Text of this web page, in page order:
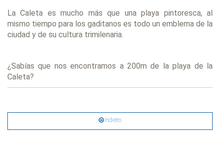
La Caleta es mucho más que una playa pintoresca, al
mismo tiempo para los gaditanos es todo un emblema de la
ciudad y de su cultura trimilenaria.
¿Sabías que nos encontramos a 200m de la playa de la
Caleta?
Indietro